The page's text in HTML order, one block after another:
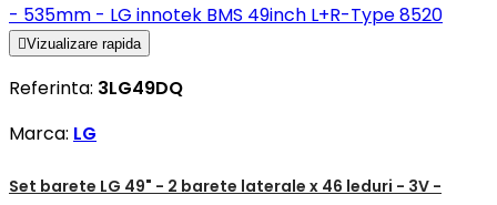
Vizualizare rapida
Referinta: 3LG49DQ
Marca: LG
Set barete LG 49" - 2 barete laterale x 46 leduri - 3V -